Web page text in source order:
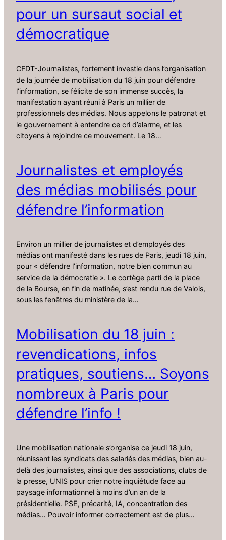
pour un sursaut social et
démocratique
CFDT-Journalistes, fortement investie dans l’organisation
de la journée de mobilisation du 18 juin pour défendre
l’information, se félicite de son immense succès, la
manifestation ayant réuni à Paris un millier de
professionnels des médias. Nous appelons le patronat et
le gouvernement à entendre ce cri d’alarme, et les
citoyens à rejoindre ce mouvement. Le 18…
Journalistes et employés
des médias mobilisés pour
défendre l’information
Environ un millier de journalistes et d’employés des
médias ont manifesté dans les rues de Paris, jeudi 18 juin,
pour « défendre l’information, notre bien commun au
service de la démocratie ». Le cortège parti de la place
de la Bourse, en fin de matinée, s’est rendu rue de Valois,
sous les fenêtres du ministère de la…
Mobilisation du 18 juin :
revendications, infos
pratiques, soutiens… Soyons
nombreux à Paris pour
défendre l’info !
Une mobilisation nationale s’organise ce jeudi 18 juin,
réunissant les syndicats des salariés des médias, bien au-
delà des journalistes, ainsi que des associations, clubs de
la presse, UNIS pour crier notre inquiétude face au
paysage informationnel à moins d’un an de la
présidentielle. PSE, précarité, IA, concentration des
médias… Pouvoir informer correctement est de plus…